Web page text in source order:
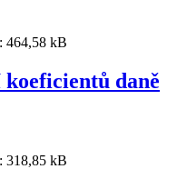
464,58 kB
koeficientů daně
318,85 kB